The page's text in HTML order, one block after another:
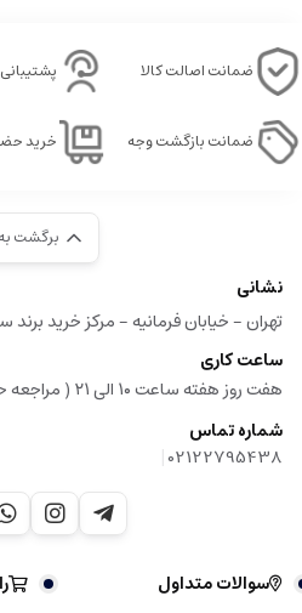
ضمانت اصالت کالا پشتیبانی ۷ روز هفته
ضمانت بازگشت وجه خرید
برگشت به
نشانی
تهران - خیابان فرمانیه - مرکز خرید
ساعت کاری
هفت روز هفته ساعت ۱۰ الی ۲۱ ( مراجعه حضوری با هماهنگی قبلی )
شماره تماس
02122795438
|
سوالات متداول